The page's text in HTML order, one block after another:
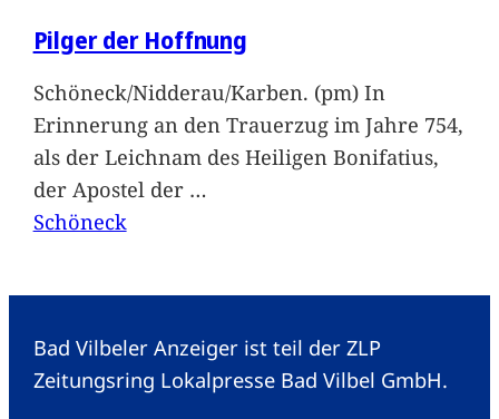
Pilger der Hoffnung
Schöneck/Nidderau/Karben. (pm) In
Erinnerung an den Trauerzug im Jahre 754,
als der Leichnam des Heiligen Bonifatius,
der Apostel der …
Schöneck
Bad Vilbeler Anzeiger ist teil der ZLP
Zeitungsring Lokalpresse Bad Vilbel GmbH.